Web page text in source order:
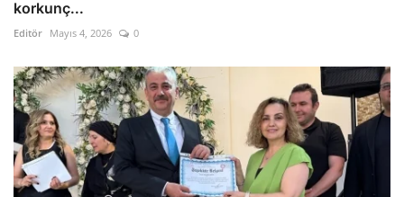
korkunç...
Editör Mayıs 4, 2026 0